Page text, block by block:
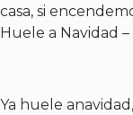
casa, si
Huele a Navidad –
Ya huele